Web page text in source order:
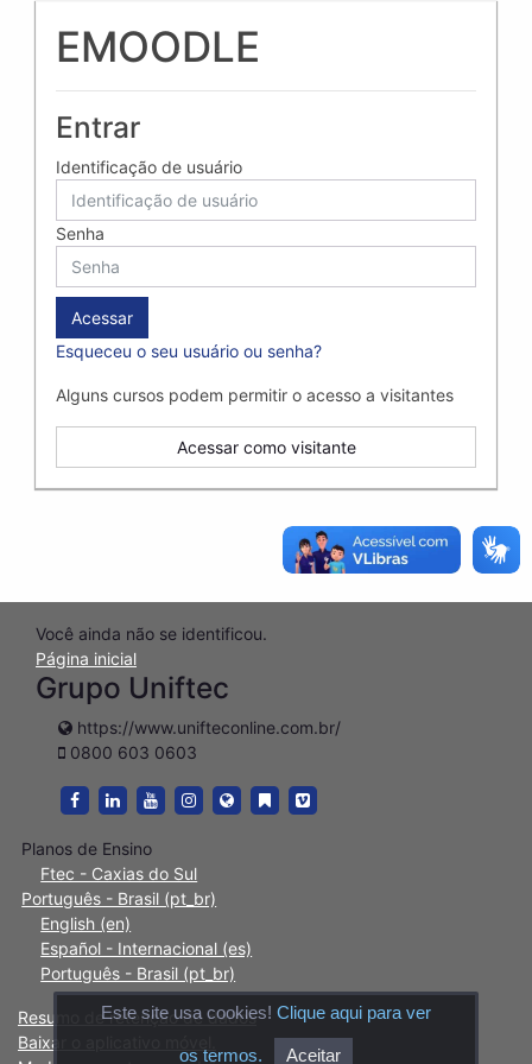
EMOODLE
Entrar
Identificação de usuário
Senha
Acessar
Esqueceu o seu usuário ou senha?
Alguns cursos podem permitir o acesso a visitantes
Acessar como visitante
Você ainda não se identificou.
Página inicial
Grupo Uniftec
https://www.unifteconline.com.br/
0800 603 0603
https://www.facebook.com/GrupoUniftec/
https://www.linkedin.com/in/uniftec-caxias-do-
https://www.youtube.com/user/
https://www.instagram.com/
https://www.unifteconline.com.br/
https://
Planos de Ensino
Ftec - Caxias do Sul
Português - Brasil ‎(pt_br)‎
English ‎(en)‎
Español - Internacional ‎(es)‎
Português - Brasil ‎(pt_br)‎
Resumo de retenção de dados
Baixar o aplicativo móvel.
Este site usa cookies! Clique aqui para ver
os termos. Aceitar